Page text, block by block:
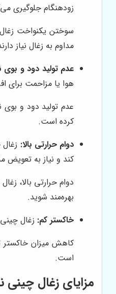
زودهنگام جلوگیری
سوختن یکنواخت
مداوم به زغال نیاز
عدم تولید دود و بوی
هوا یا مزاحمت برای
عدم تولید دود و بوی
کرده است.
دوام حرارتی بالا:
کند و نیاز به تعویض
دوام حرارتی بالا،
بهره‌مند شوید.
خاکستر کم: زغال
کاهش میزان خاکستر
است.
مزایای زغال